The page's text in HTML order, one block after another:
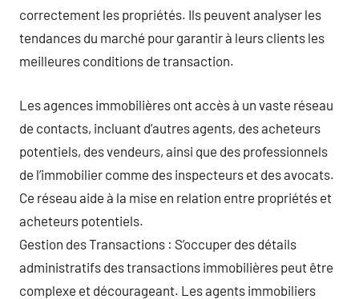
correctement les propriétés. Ils peuvent analyser les
tendances du marché pour garantir à leurs clients les
meilleures conditions de transaction.
Les agences immobilières ont accès à un vaste réseau
de contacts, incluant d’autres agents, des acheteurs
potentiels, des vendeurs, ainsi que des professionnels
de l’immobilier comme des inspecteurs et des avocats.
Ce réseau aide à la mise en relation entre propriétés et
acheteurs potentiels.
Gestion des Transactions : S’occuper des détails
administratifs des transactions immobilières peut être
complexe et décourageant. Les agents immobiliers